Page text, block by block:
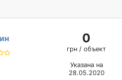
0
грн / объект
Указана на
28.05.2020